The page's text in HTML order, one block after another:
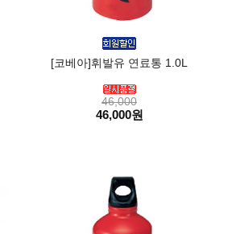
[코베아]휘발유 연료통 1.0L
46,000
46,000원